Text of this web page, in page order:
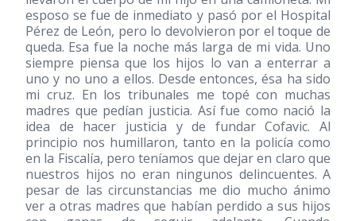
esposo se fue de inmediato y pasó por el Hospital
Pérez de León, pero lo devolvieron por el toque de
queda. Esa fue la noche más larga de mi vida. Uno
siempre piensa que los hijos lo van a enterrar a
uno y no uno a ellos. Desde entonces, ésa ha sido
mi cruz. En los tribunales me topé con muchas
madres que pedían justicia. Así fue como nació la
idea de hacer justicia y de fundar Cofavic. Al
principio nos humillaron, tanto en la policía como
en la Fiscalía, pero teníamos que dejar en claro que
nuestros hijos no eran ningunos delincuentes. A
pesar de las circunstancias me dio mucho ánimo
ver a otras madres que habían perdido a sus hijos